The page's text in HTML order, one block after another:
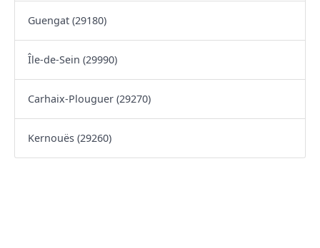
Guengat (29180)
Île-de-Sein (29990)
Carhaix-Plouguer (29270)
Kernouës (29260)